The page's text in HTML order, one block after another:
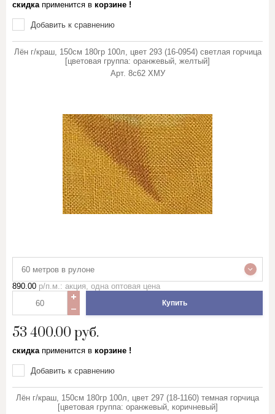
скидка применится в корзине !
Добавить к сравнению
Лён г/краш, 150см 180гр 100л, цвет 293 (16-0954) светлая горчица
[цветовая группа: оранжевый, желтый]
Арт. 8с62 ХМУ
60 метров в рулоне
890.00 р/п.м.: акция, одна оптовая цена
Купить
53 400.00руб.
скидка применится в корзине !
Добавить к сравнению
Лён г/краш, 150см 180гр 100л, цвет 297 (18-1160) темная горчица
[цветовая группа: оранжевый, коричневый]